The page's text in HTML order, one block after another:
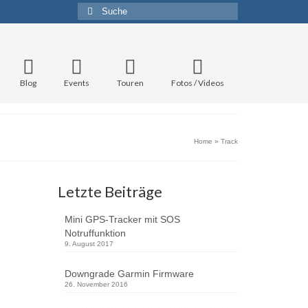
Suche
nach:
Blog Events Touren Fotos / Videos
Home » Track
Letzte Beiträge
Mini GPS-Tracker mit SOS
Notruffunktion
9. August 2017
Downgrade Garmin Firmware
26. November 2016